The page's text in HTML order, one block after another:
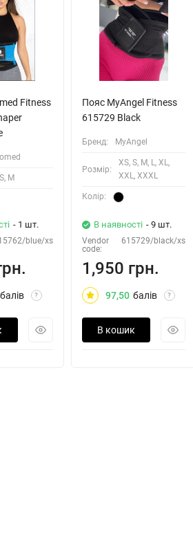
Fitness
M
- 1 шт.
blue/xs
балів ?
Пояс MyAngel Fitness
615729 Black
Бренд: MyAngel
Розмiр:
XS, S, M, L, XL,
XXL, XXXL
Колiр:
В наявності - 9 шт.
Vendor
code:
615729/black/xs
1,950 грн.
97,50 балів ?
В кошик